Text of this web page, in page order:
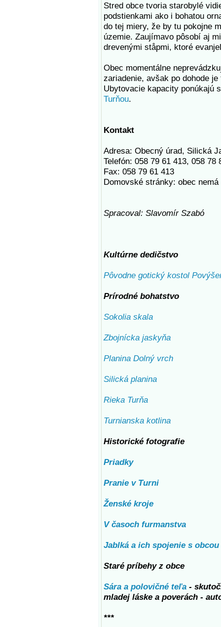
Stred obce tvoria starobylé
podstienkami ako i bohatou
do tej miery, že by tu pokojne
územie. Zaujímavo pôsobí aj
drevenými ståpmi, ktoré
Obec momentálne
zariadenie, avšak po dohode
Ubytovacie kapacity ponúkajú
Turňou.
Kontakt
Adresa: Obecný úrad, Silická
Telefón: 058 79 61 413, 058 78
Fax: 058 79 61 413
Domovské stránky: obec
Spracoval: Slavomír Szabó
Kultúrne dedičstvo
Pôvodne gotický kostol
Prírodné bohatstvo
Sokolia skala
Zbojnícka jaskyňa
Planina Dolný vrch
Silická planina
Rieka Turňa
Turnianska kotlina
Historické fotografie
Priadky
Pranie v Turni
Ženské kroje
V časoch furmanstva
Jablká a ich spojenie s obcou
Staré príbehy z obce
Sára a polovičné teľa -
mladej láske a poverách -
***